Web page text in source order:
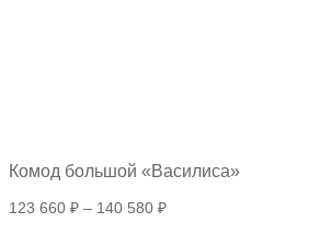
Комод большой «Василиса»
123 660 ₽ – 140 580 ₽